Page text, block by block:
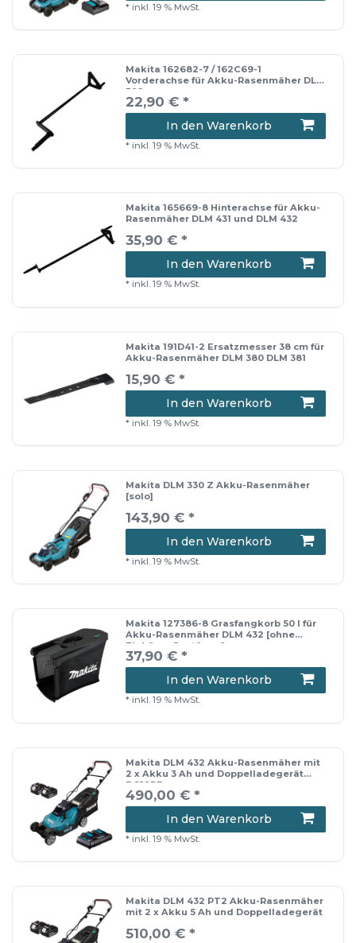
* inkl. 19 % MwSt.
Makita 162682-7 / 162C69-1
Vorderachse für Akku-Rasenmäher DLM
382
22,90 € *
In den Warenkorb
* inkl. 19 % MwSt.
Makita 165669-8 Hinterachse für Akku-
Rasenmäher DLM 431 und DLM 432
35,90 € *
In den Warenkorb
* inkl. 19 % MwSt.
Makita 191D41-2 Ersatzmesser 38 cm für
Akku-Rasenmäher DLM 380 DLM 381
15,90 € *
In den Warenkorb
* inkl. 19 % MwSt.
Makita DLM 330 Z Akku-Rasenmäher
[solo]
143,90 € *
In den Warenkorb
* inkl. 19 % MwSt.
Makita 127386-8 Grasfangkorb 50 l für
Akku-Rasenmäher DLM 432 [ohne
Einhäng-Gestänge]
37,90 € *
In den Warenkorb
* inkl. 19 % MwSt.
Makita DLM 432 Akku-Rasenmäher mit
2 x Akku 3 Ah und Doppelladegerät
DC18RD
490,00 € *
In den Warenkorb
* inkl. 19 % MwSt.
Makita DLM 432 PT2 Akku-Rasenmäher
mit 2 x Akku 5 Ah und Doppelladegerät
510,00 € *